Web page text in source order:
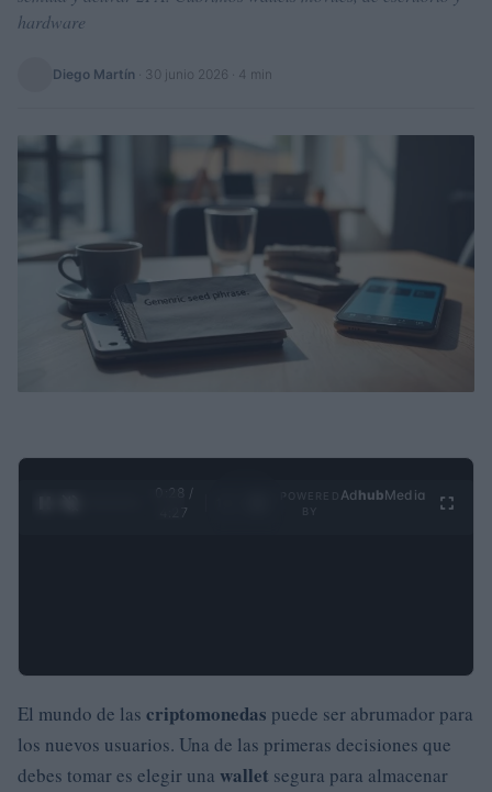
hardware
Diego Martín 30 junio 2026 · 4 min
0:28 /
4:27
Ad hubMedia
El mundo de las criptomonedas puede ser abrumador para
los nuevos usuarios. Una de las primeras decisiones que
debes tomar es elegir una wallet segura para almacenar